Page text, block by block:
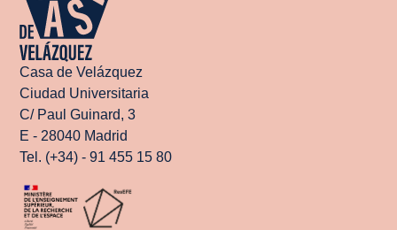
Casa de Velázquez
Ciudad Universitaria
C/ Paul Guinard, 3
E - 28040 Madrid
Tel. (+34) - 91 455 15 80